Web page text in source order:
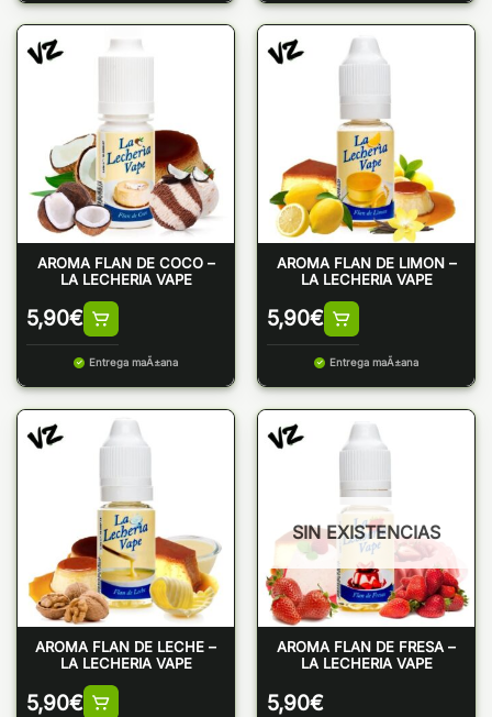
AROMA FLAN DE COCO –
LA LECHERIA VAPE
5,90€
Entrega maÃ±ana
AROMA FLAN DE LIMON –
LA LECHERIA VAPE
5,90€
Entrega maÃ±ana
AROMA FLAN DE LECHE –
LA LECHERIA VAPE
5,90€
SIN EXISTENCIAS
AROMA FLAN DE FRESA –
LA LECHERIA VAPE
5,90€